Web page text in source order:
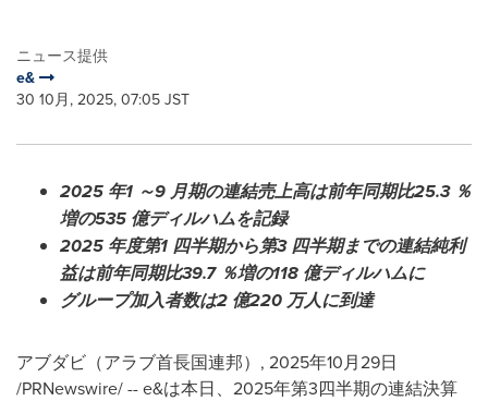
ニュース提供
e&
30 10月, 2025, 07:05 JST
2025 年1 ～9月期の連結売上高は前年同期比25.3 ％
増の535 億ディルハムを記録
2025 年度第1 四半期から第3 四半期までの連結純利
益は前年同期比39.7 ％増の118 億ディルハムに
グループ加入者数は2 億220万人に到達
アブダビ（アラブ首長国連邦） , 2025年10月29日
/PRNewswire/ -- e&は本日、2025年第3四半期の連結決算